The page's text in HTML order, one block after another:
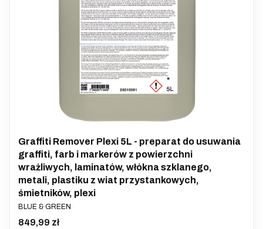
Graffiti Remover Plexi 5L - preparat do usuwania
graffiti, farb i markerów z powierzchni
wrażliwych, laminatów, włókna szklanego,
metali, plastiku z wiat przystankowych,
śmietników, plexi
PRODUCENT
BLUE & GREEN
Cena
849,99 zł